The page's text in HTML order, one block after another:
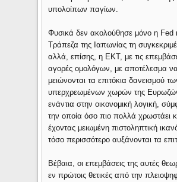
υπολοίπων παγίων.
Φυσικά δεν ακολούθησε μόνο η Fed
Τράπεζα της Ιαπωνίας τη
αλλά, επίσης, η ΕΚΤ, με τις
αγορές ομολόγων, με αποτέλεσμα να
μειώνονται τα επιτόκια δανεισμού
υπερχρεωμένων χωρών της
ενάντια στην οικονομική λογική,
την οποία όσο πιο πολλά χρωστάει
έχοντας μειωμένη πιστοληπτική
τόσο περισσότερο αυξάνονται τα
Βέβαια, οι επεμβάσεις της αυτές
εν πρώτοις θετικές από την